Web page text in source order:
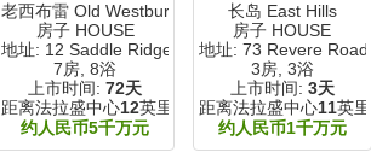
老西布雷 Old Westbury
房子 HOUSE
地址: 12 Saddle Ridge Road
7房, 8浴
上市时间:72天
距离法拉盛中心12英里
约人民币5千万元
长岛 East Hills
房子 HOUSE
地址: 73 Revere Road
3房, 3浴
上市时间: 3天
距离法拉盛中心11英里
约人民币1千万元